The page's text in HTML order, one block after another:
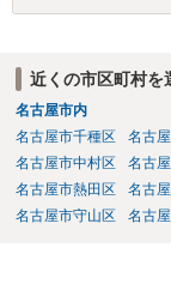
近くの市区町村を
名古屋市内
名古屋市千種区
名古
名古屋市中村区
名古
名古屋市熱田区
名古
名古屋市守山区
名古